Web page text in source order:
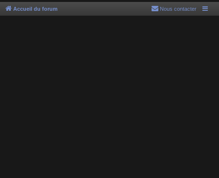
Accueil du forum Nous contacter